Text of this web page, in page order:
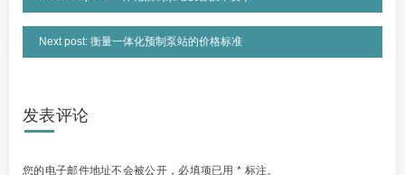
Next post: 衡量一体化预制泵站的价格标准
发表评论
您的电子邮件地址不会被公开， 必填项已用* 标注。